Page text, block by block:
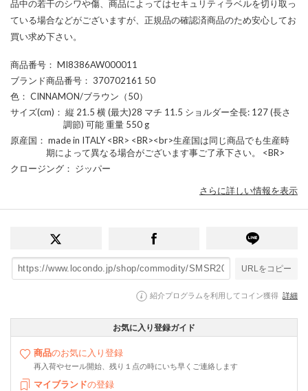
品中の若干のシワや傷、商品によってはセキュリティラベルを切り取っ
ている場合などがございますが、正規品の確認済商品のため安心してお
買い求め下さい。
商品番号 ： MI8386AW000011
ブランド商品番号 ： 370702161 50
色 ： CINNAMON/ブラウン（50）
サイズ(cm) ： 縦 21.5 横 (最大)28 マチ 11.5 ショルダー全長: 127 (長さ
調節) 可能 重量 550 g
原産国 ： made in ITALY <BR> <BR><br>生産国は同じ商品でも生産時
期によって異なる場合がございます事ご了承下さい。 <BR>
クロージング ： ジッパー
さらに詳しい情報を表示
URLをコピー
紹介プログラムを利用してコイン獲得 詳細
お気に入り登録ガイド
商品のお気に入り登録
再入荷やセール開始、残り１点の時にいち早くご連絡します
マイブランドの登録